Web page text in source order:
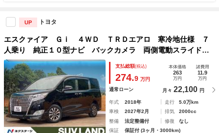
UP トヨタ
エスクァイア Ｇｉ ４ＷＤ ＴＲＤエアロ 寒冷地仕様 ７
人乗り 純正１０型ナビ バックカメラ 両側電動スライドド
ア セーフティセンス クルーズコントロール シートヒータ
ー オートハイビーム 純正１５インチアルミ ＥＴＣ
支払総額(税込)
274.9 万円
本体価格
263
万円
諸費用
11.9
万円
通常ローン 月々 22,100 円
年式 2018年 走行
5.0万km
車検
2027年2月 排気
2000cc
整備
法定整備付 修復
なし
保証
保証付 (3ヶ月・3000km)